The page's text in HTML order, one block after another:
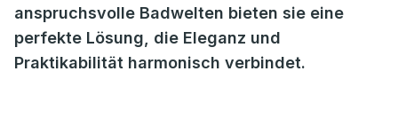
anspruchsvolle Badwelten bieten sie eine
perfekte Lösung, die Eleganz und
Praktikabilität harmonisch verbindet.